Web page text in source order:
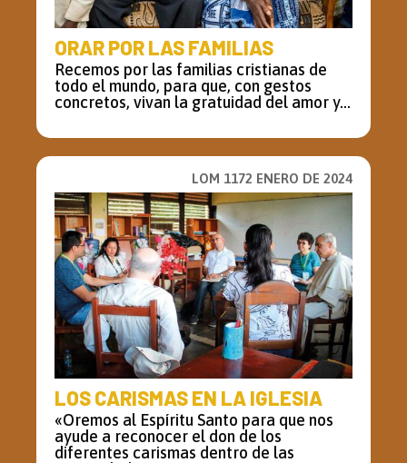
ORAR POR LAS FAMILIAS
Recemos por las familias cristianas de
todo el mundo, para que, con gestos
concretos, vivan la gratuidad del amor y...
LOM 1172 ENERO DE 2024
LOS CARISMAS EN LA IGLESIA
«Oremos al Espíritu Santo para que nos
ayude a reconocer el don de los
diferentes carismas dentro de las